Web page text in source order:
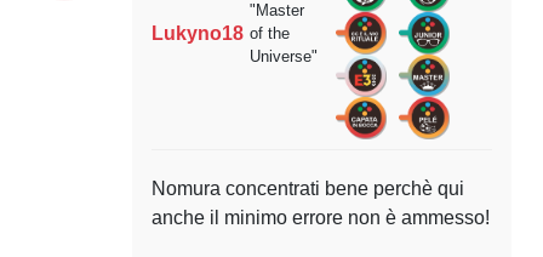
Lukyno18
"Master
of the
Universe"
Nomura concentrati bene perchè qui
anche il minimo errore non è ammesso!